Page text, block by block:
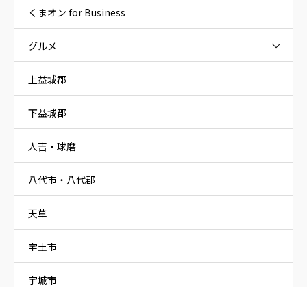
くまオン for Business
グルメ
上益城郡
下益城郡
人吉・球磨
八代市・八代郡
天草
宇土市
宇城市